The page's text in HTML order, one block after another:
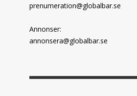
prenumeration@globalbar.se
Annonser:
annonsera@globalbar.se